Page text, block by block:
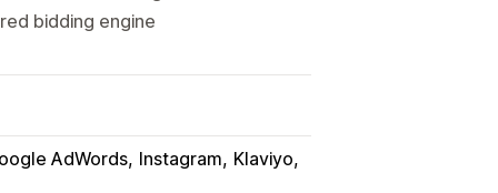
bidding engine
AdWords Instagram Klaviyo